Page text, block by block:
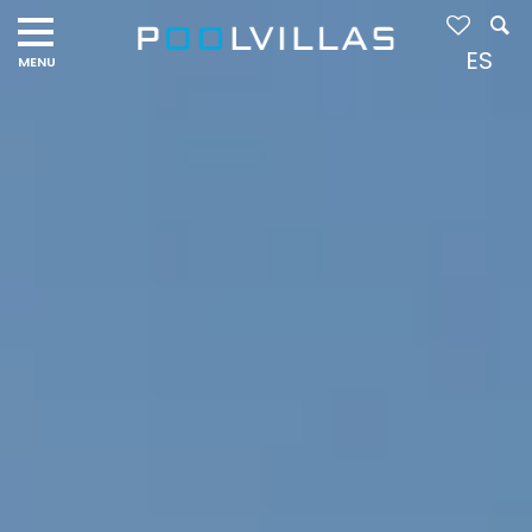
ES
Navigation
menu